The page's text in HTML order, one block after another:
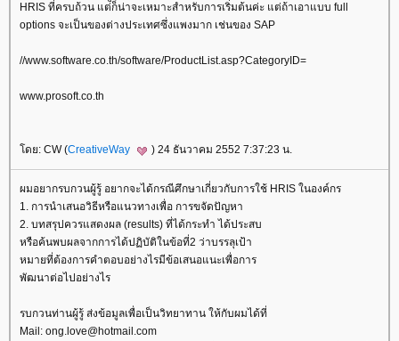
HRIS ที่ครบถ้วน แต่็ก็น่าจะเหมาะสำหรับการเริ่มต้นค่ะ แต่ถ้าเอาแบบ full
options จะเป็นของต่างประเทศซึ่งแพงมาก เช่นของ SAP
//www.software.co.th/software/ProductList.asp?CategoryID=
www.prosoft.co.th
ดย: CW (CreativeWay ) 24 ธันวาคม 2552 7:37:23 น.
ผมอยากรบกวนผู้รู้ อยากจะได้กรณีศึกษาเกี่ยวกับการใช้ HRIS ในองค์กร
1. การนำเสนอวิธีหรือแนวทางเพื่อ การขจัดปัญหา
2. บทสรุปควรแสดงผล (results) ที่ได้กระทำ ได้ประสบ
หรือค้นพบผลจากการได้ปฏิบัติในข้อที่2 ว่าบรรลุเป้า
หมายที่ต้องการคำตอบอย่างไรมีข้อเสนอแนะเพื่อการ
พัฒนาต่อไปอย่างไร
รบกวนท่านผู้รู้ ส่งข้อมูลเพื่อเป็นวิทยาทาน ให้กับผมได้ที่
Mail: ong.love@hotmail.com